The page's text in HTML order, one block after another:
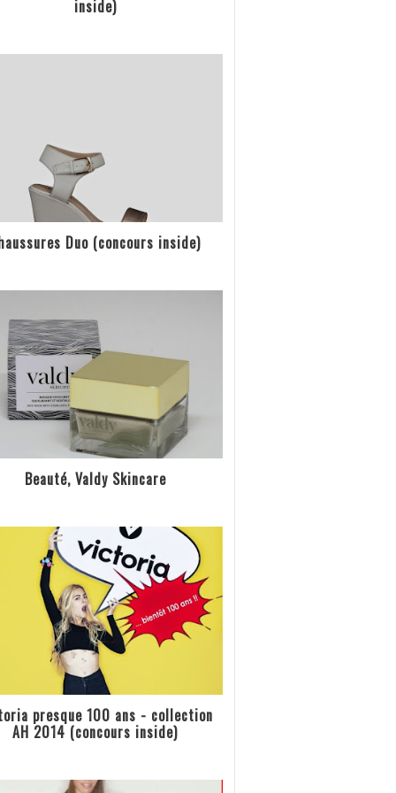
inside)
Duo (concours inside)
Beauté, Valdy Skincare
presque 100 ans - collection
AH 2014 (concours inside)